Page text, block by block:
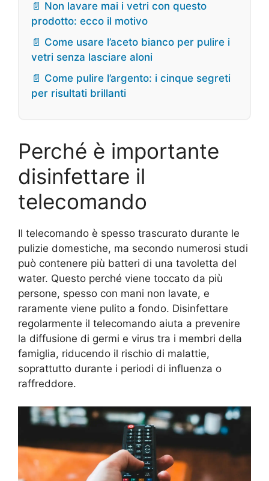
📄 Non lavare mai i vetri con questo
prodotto: ecco il motivo
📄 Come usare l’aceto bianco per pulire i
vetri senza lasciare aloni
📄 Come pulire l’argento: i cinque segreti
per risultati brillanti
Perché è importante
disinfettare il
telecomando
Il telecomando è spesso trascurato durante le
pulizie domestiche, ma secondo numerosi studi
può contenere più batteri di una tavoletta del
water. Questo perché viene toccato da più
persone, spesso con mani non lavate, e
raramente viene pulito a fondo. Disinfettare
regolarmente il telecomando aiuta a prevenire
la diffusione di germi e virus tra i membri della
famiglia, riducendo il rischio di malattie,
soprattutto durante i periodi di influenza o
raffreddore.